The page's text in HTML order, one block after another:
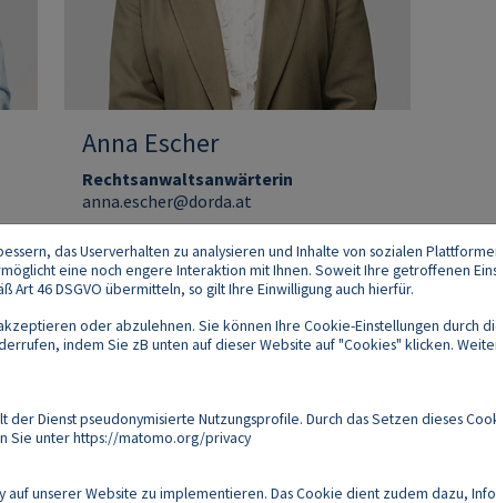
Anna Escher
Rechtsanwaltsanwärterin
anna.escher@dorda.at
Footer
das Userverhalten zu analysieren und Inhalte von sozialen
eine noch engere Interaktion mit Ihnen. Soweit Ihre getroffenen
Art 46 DSGVO übermitteln, so gilt Ihre Einwilligung auch hierfür.
oder abzulehnen. Sie können Ihre Cookie-Einstellungen durch
indem Sie zB unten auf dieser Website auf "Cookies" klicken.
Dienst pseudonymisierte Nutzungsprofile. Durch das Setzen dieses
Sie unterhttps://matomo.org/privacy
unserer Website zu implementieren. Das Cookie dient zudem dazu,